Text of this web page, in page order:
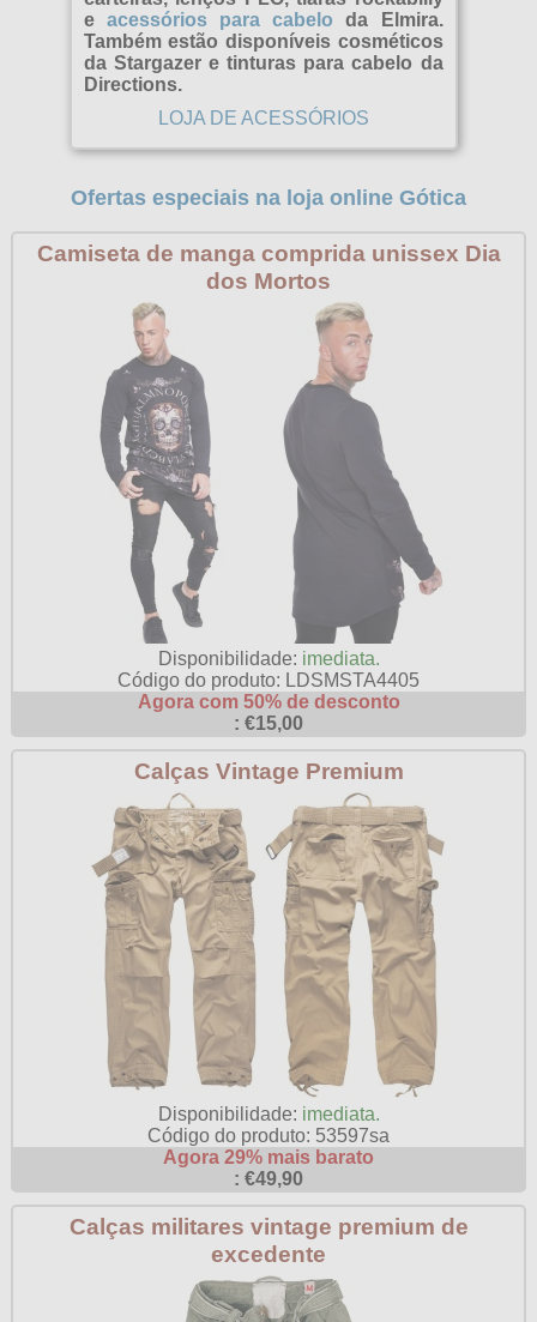
e acessórios para cabelo da Elmira.
Também estão disponíveis cosméticos
da Stargazer e tinturas para cabelo da
Directions.
LOJA DE ACESSÓRIOS
Ofertas especiais na loja online Gótica
Camiseta de manga comprida unissex Dia
dos Mortos
Disponibilidade: imediata.
Código do produto: LDSMSTA4405
Agora com 50% de desconto
: €15,00
Calças Vintage Premium
Disponibilidade: imediata.
Código do produto: 53597sa
Agora 29% mais barato
: €49,90
Calças militares vintage premium de
excedente